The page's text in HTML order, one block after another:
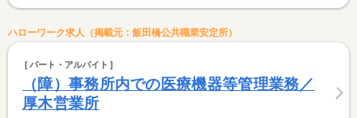
ハローワーク求人（掲載元：飯田橋公共職業安定所）
パート・アルバイト
（障）事務所内での医療機器等管理業務／
厚木営業所